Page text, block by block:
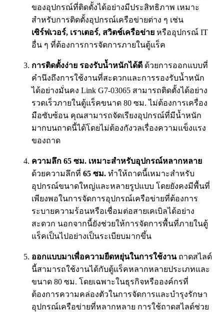
ของอุปกรณ์ที่ติดตั้งได้อย่างมีประสิทธิภาพ เหมาะ
สำหรับการติดตั้งอุปกรณ์เครือข่ายต่าง ๆ เช่น
เซิร์ฟเวอร์, เราเตอร์, สวิตช์เครือข่าย หรืออุปกรณ์ IT
อื่น ๆ ที่ต้องการการจัดการภายในตู้แร็ค
การติดตั้งง่าย รองรับน้ำหนักได้ดี ด้วยการออกแบบที่
คำนึงถึงการใช้งานที่สะดวกและการรองรับน้ำหนัก
ได้อย่างมั่นคง Link G7-03065 สามารถติดตั้งได้อย่าง
รวดเร็วภายในตู้แร็คขนาด 80 ซม. ไม่ต้องการเครื่อง
มือซับซ้อน คุณสามารถจัดเรียงอุปกรณ์ที่มีน้ำหนัก
มากบนถาดนี้ได้โดยไม่ต้องกังวลเรื่องความแข็งแรง
ของถาด
ความลึก 65 ซม. เหมาะสำหรับอุปกรณ์หลากหลาย
ด้วยความลึกที่ 65 ซม. ทำให้ถาดนี้เหมาะสำหรับ
อุปกรณ์ขนาดใหญ่และหลายรูปแบบ โดยยังคงมีพื้นที่
เพียงพอในการจัดการอุปกรณ์เครือข่ายที่ต้องการ
ระบายความร้อนหรือเชื่อมต่อสายเคเบิลได้อย่าง
สะดวก นอกจากนี้ยังช่วยให้การจัดการพื้นที่ภายในตู้
แร็คเป็นไปอย่างเป็นระเบียบมากขึ้น
ออกแบบมาเพื่อความยืดหยุ่นในการใช้งานถาดสไลด์
นี้สามารถใช้งานได้กับตู้แร็คหลากหลายประเภทและ
ขนาด 80 ซม. โดยเฉพาะในธุรกิจหรือองค์กรที่
ต้องการความคล่องตัวในการจัดการและบำรุงรักษา
อุปกรณ์เครือข่ายที่หลากหลาย การใช้ถาดสไลด์ช่วย